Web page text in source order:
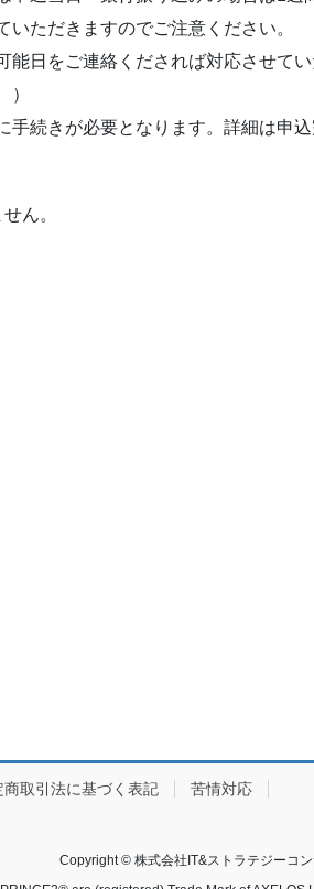
ただきますのでご注意ください。
日をご連絡くだされば対応させて
）
手続きが必要となります。詳細は申
ん。
商取引法に基づく表記 苦情対応
Copyright © 株式会社IT&ストラテジーコ